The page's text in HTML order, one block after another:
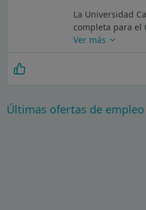
La Universidad
completa para el
Ver más
Últimas ofertas de